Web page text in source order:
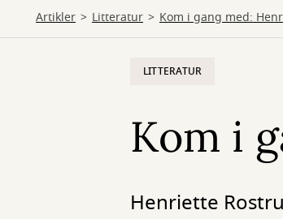
Artikler Litteratur Kom i gang med:
LITTERATUR
Kom i
Henriette